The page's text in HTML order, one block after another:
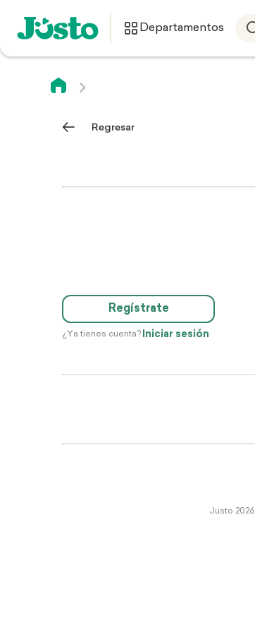
Departamentos
Regresar
Regístrate
¿Ya tienes cuenta? Iniciar sesión
Justo 2026